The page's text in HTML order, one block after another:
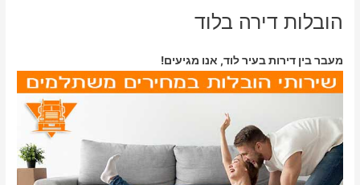
הובלות דירה בלוד
מעבר בין דירות בעיר לוד, אנו מגיעים!